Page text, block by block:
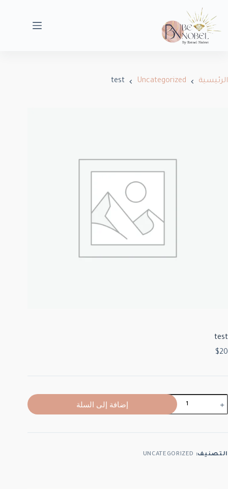
الرئيسية Uncategorized
test
test
$20
إضافة إلى السلة
التصنيف: UNCATEGORIZED